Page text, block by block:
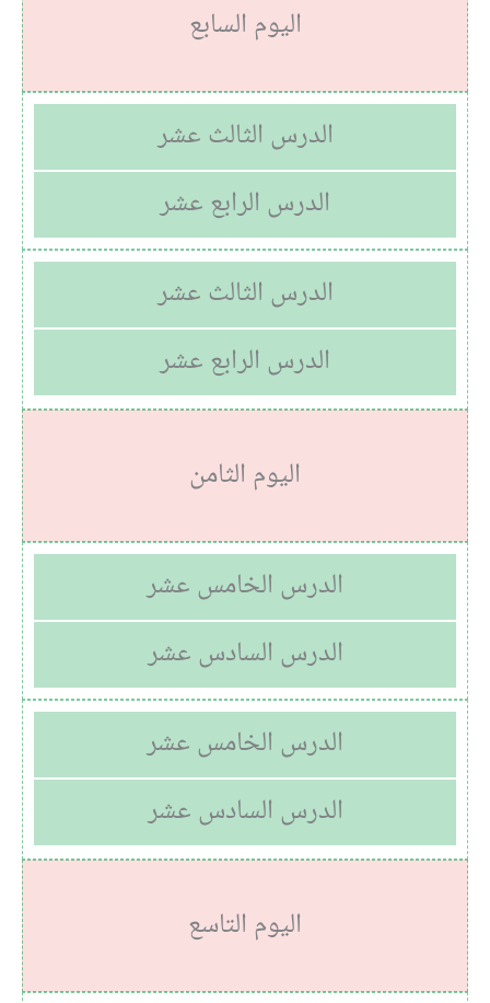
اليوم السابع
الدرس الثالث عشر
الدرس الرابع عشر
الدرس الثالث عشر
الدرس الرابع عشر
اليوم الثامن
الدرس الخامس عشر
الدرس السادس عشر
الدرس الخامس عشر
الدرس السادس عشر
اليوم التاسع